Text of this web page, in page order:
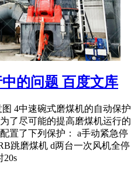
的问题 百度文库
4中速碗式磨煤机的自动保护
了尽可能的提高磨煤机运行的
置了下列保护： a手动紧急停
跳磨煤机 d两台一次风机全停
20s